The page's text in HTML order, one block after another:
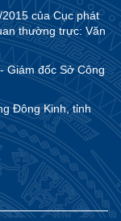
của Cục phát
thường trực: Văn
Giám đốc Sở Công
Đông Kinh, tỉnh